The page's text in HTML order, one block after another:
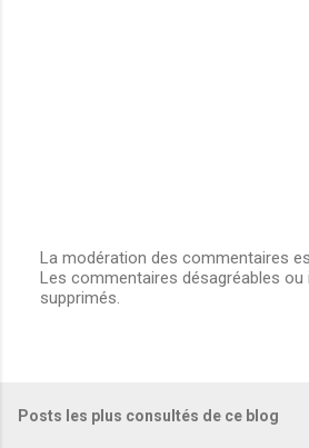
E
n
t
La modération des commentaires
Les commentaires désagréables
supprimés.
Posts les plus consultés de ce blog